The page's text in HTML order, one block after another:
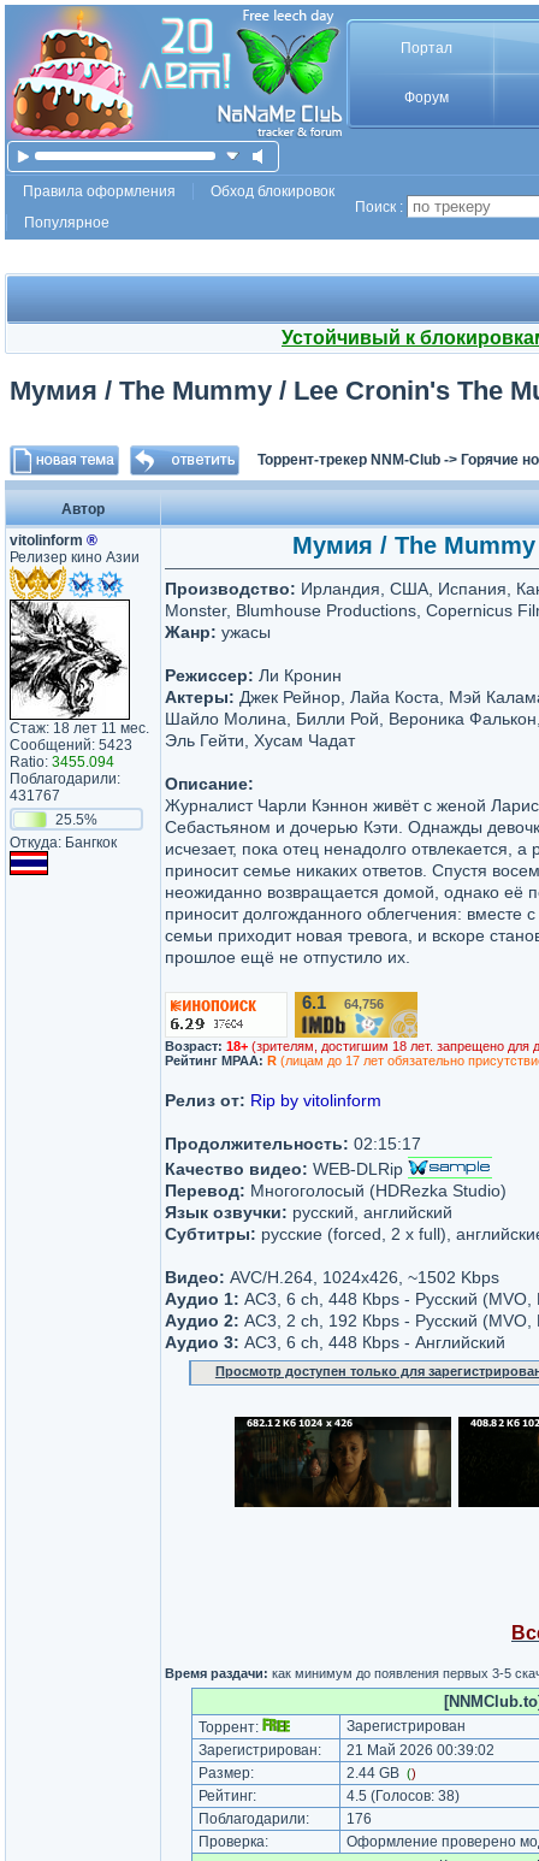
Портал
Форум
Правила оформления
Обход блокировок
Популярное
Поиск :
Устойчивый к
Мумия / The Mummy / Lee Cronin's The
Торрент-трекер NNM-Club -> Горячие
Автор
vitolinform ®
Релизер кино Азии
Стаж: 18 лет 11 мес.
Сообщений: 5423
Ratio: 3455.094
Поблагодарили:
431767
25.5%
Откуда: Бангкок
Мумия / The Mummy
Производство: Ирландия, США, Испания,
Monster, Blumhouse Productions, Copernicus
Жанр: ужасы
Режиссер: Ли Кронин
Актеры: Джек Рейнор, Лайа Коста, Мэй
Шайло Молина, Билли Рой, Вероника
Эль Гейти, Хусам Чадат
Описание:
Журналист Чарли Кэннон живёт с женой
Себастьяном и дочерью Кэти. Однажды
исчезает, пока отец ненадолго отвлекается, а
приносит семье никаких ответов. Спустя
неожиданно возвращается домой, однако её
приносит долгожданного облегчения: вместе
семьи приходит новая тревога, и вскоре
прошлое ещё не отпустило их.
6.1 64,756
Возраст: 18+ (зрителям, достигшим 18 лет. запрещено для
Рейтинг MPAA: R (лицам до 17 лет обязательно
Релиз от: Rip by vitolinform
Продолжительность: 02:15:17
Качество видео: WEB-DLRip
Перевод: Многоголосый (HDRezka Studio)
Язык озвучки: русский, английский
Субтитры: русские (forced, 2 x full),
Видео: AVC/H.264, 1024x426, ~1502 Kbps
Аудио 1: AC3, 6 ch, 448 Кbps - Русский (MVO,
Аудио 2: AC3, 2 ch, 192 Кbps - Русский
Аудио 3: AC3, 6 ch, 448 Кbps - Английский
Просмотр доступен только для
Время раздачи: как минимум до появления первых 3-5
Торрент:
Зарегистрирован
Зарегистрирован:
21 Май 2026 00:39:02
Размер:
2.44 GB ()
Рейтинг: 4.5 (Голосов: 38)
Поблагодарили:
176
Проверка:
Оформление проверено